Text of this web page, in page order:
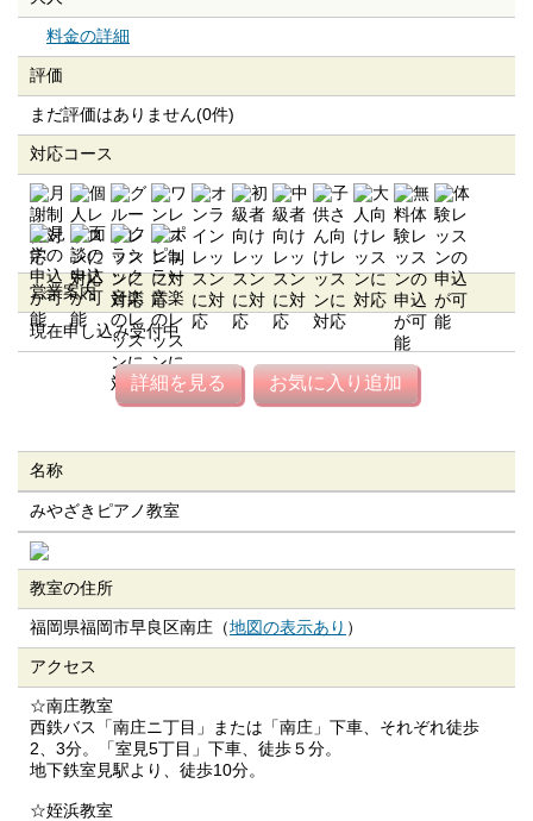
料金の詳細
評価
まだ評価はありません(0件)
対応コース
営業案内
現在申し込み受付中
詳細を見る お気に入り追加
名称
みやざきピアノ教室
教室の住所
福岡県福岡市早良区南庄（地図の表示あり ）
アクセス
☆南庄教室
西鉄バス「南庄ニ丁目」または「南庄」下車、それぞれ徒歩
2、3分。「室見5丁目」下車、徒歩５分。
地下鉄室見駅より、徒歩10分。
☆姪浜教室